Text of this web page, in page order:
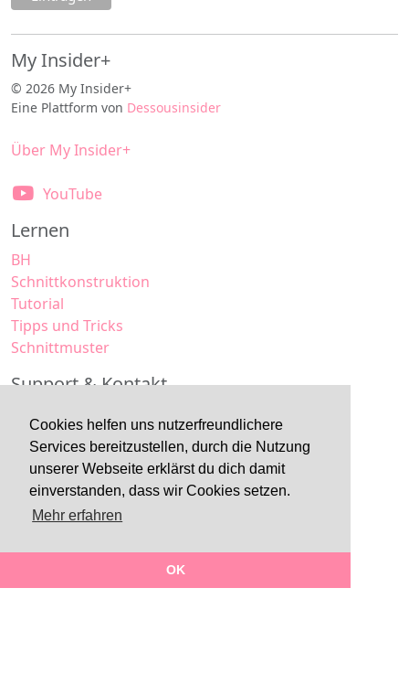
Cookies helfen uns nutzerfreundlichere
Services bereitzustellen, durch die Nutzung
unserer Webseite erklärst du dich damit
einverstanden, dass wir Cookies setzen.
Mehr erfahren
OK
My Insider+
© 2026 My Insider+
Eine Plattform von Dessousinsider
Über My Insider+
YouTube
Lernen
BH
Schnittkonstruktion
Tutorial
Tipps und Tricks
Schnittmuster
Support & Kontakt
FAQ
Mitgliedschaft
Impressum
Datenschutz
AGB